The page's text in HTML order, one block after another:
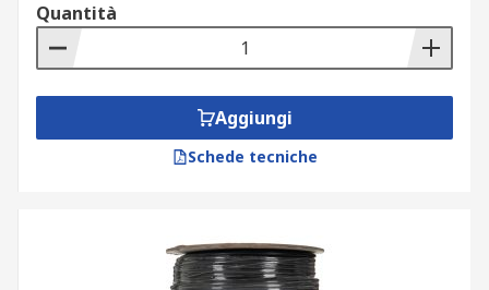
Quantità
Aggiungi
Schede tecniche